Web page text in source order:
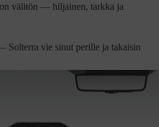
on välitön — hiljainen, tarkka ja
Solterra vie sinut perille ja takaisin